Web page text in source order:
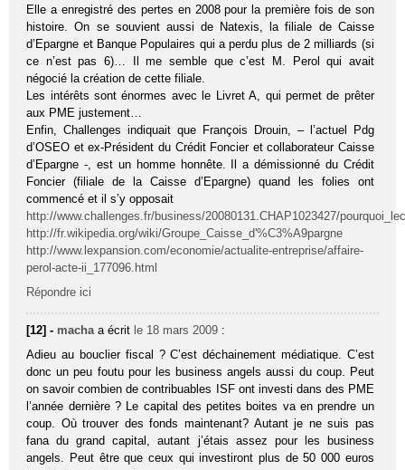
Elle a enregistré des pertes en 2008 pour la première fois de son
histoire. On se souvient aussi de Natexis, la filiale de Caisse
d’Epargne et Banque Populaires qui a perdu plus de 2 milliards (si
ce n’est pas 6)… Il me semble que c’est M. Perol qui avait
négocié la création de cette filiale.
Les intérêts sont énormes avec le Livret A, qui permet de prêter
aux PME justement…
Enfin, Challenges indiquait que François Drouin, – l’actuel Pdg
d’OSEO et ex-Président du Crédit Foncier et collaborateur Caisse
d’Epargne -, est un homme honnête. Il a démissionné du Crédit
Foncier (filiale de la Caisse d’Epargne) quand les folies ont
commencé et il s’y opposait
http://www.challenges.fr/business/20080131.CHAP1023427/
http://fr.wikipedia.org/wiki/Groupe_Caisse_d'%C3%A9pargne
http://www.lexpansion.com/economie/actualite-entreprise/affaire-
perol-acte-ii_177096.html
Répondre ici
[12] - macha a écrit le 18 mars 2009 :
Adieu au bouclier fiscal ? C’est déchainement médiatique. C’est
donc un peu foutu pour les business angels aussi du coup. Peut
on savoir combien de contribuables ISF ont investi dans des PME
l’année dernière ? Le capital des petites boites va en prendre un
coup. Où trouver des fonds maintenant? Autant je ne suis pas
fana du grand capital, autant j’étais assez pour les business
angels. Peut être que ceux qui investiront plus de 50 000 euros